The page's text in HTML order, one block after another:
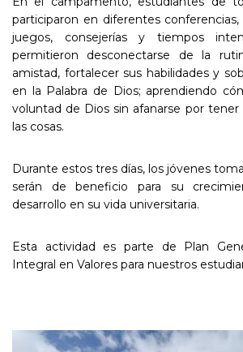
participaron en diferentes conferencias,
juegos, consejerías y tiempos
permitieron desconectarse de la
amistad, fortalecer sus habilidades y
en la Palabra de Dios; aprendiendo
voluntad de Dios sin afanarse por
las cosas.
Durante estos tres días, los jóvenes
serán de beneficio para su
desarrollo en su vida universitaria.
Esta actividad es parte de Plan
Integral en Valores para nuestros